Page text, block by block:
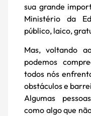
sua grande
Ministério da
público, laico,
Mas, voltando
podemos
todos nós
obstáculos e
Algumas
como algo que